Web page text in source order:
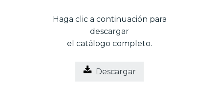
Haga clic a continuación para
descargar
el catálogo completo.
Descargar